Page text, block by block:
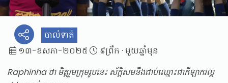
បាល់ទាត់
១៣-ឧសភា-២០២៥
៩ព្រឹក · មួយឆ្នាំមុន
Raphinha ថា មិត្តរួមក្រុមរូបនេះ ស័ក្តិសមនឹងជាប់ឈ្មោះជាកីឡាករល្អ